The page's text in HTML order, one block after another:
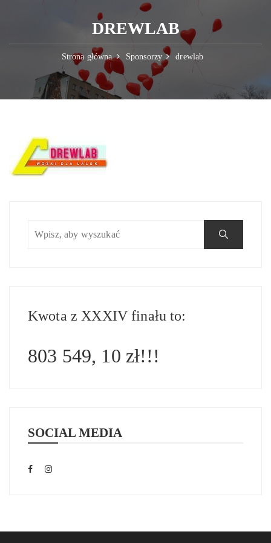
DREWLAB
Strona główna Sponsorzy drewlab
Kwota z XXXIV finału to:
803 549, 10 zł!!!
SOCIAL MEDIA